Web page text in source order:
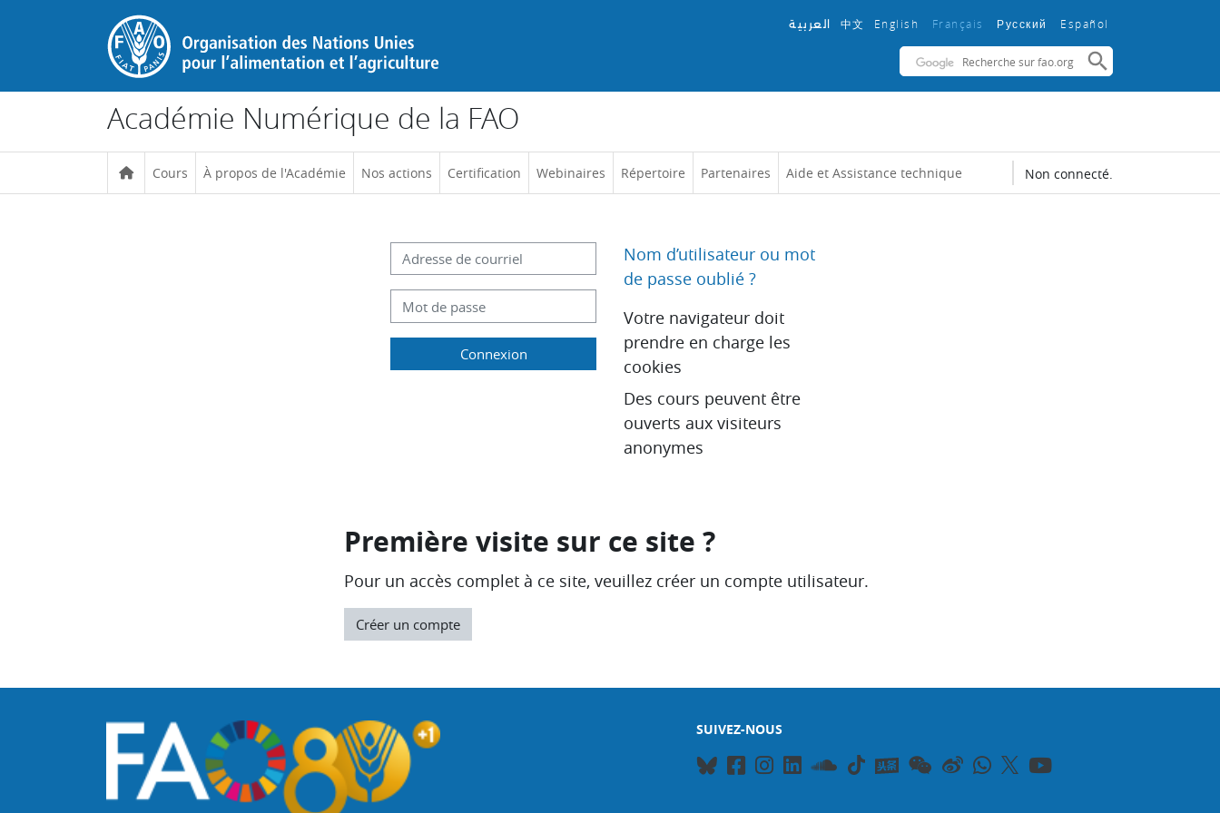
Passer au contenu principal
العربية 中文 English ‎ Français ‎ Русский ‎ Español ‎
Académie Numérique de la FAO
Cours À propos de l'Académie Nos actions Certification Webinaires Répertoire Partenaires Aide et Assistance technique Non connecté.
Procédure de création de compte
Adresse de courriel
Mot de passe
Connexion
Nom d’utilisateur ou mot
de passe oublié ?
Votre navigateur doit
prendre en charge les
cookies
Des cours peuvent être
ouverts aux visiteurs
anonymes
Première visite sur ce site ?
Pour un accès complet à ce site, veuillez créer un compte utilisateur.
Créer un compte
SUIVEZ-NOUS